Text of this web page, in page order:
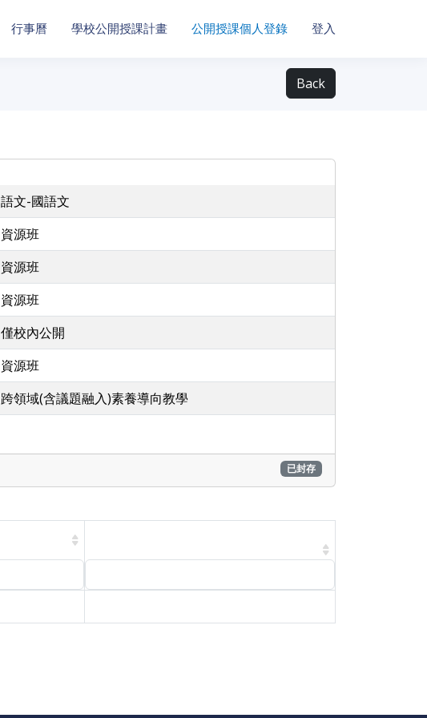
行事曆 學校公開授課計畫 公開授課個人登錄 登入
Back
語文-國語文
資源班
資源班
資源班
僅校內公開
資源班
跨領域(含議題融入)素養導向教學
已封存